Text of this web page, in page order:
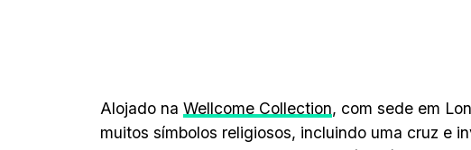
Alojado na Wellcome Collection, com sede em
muitos símbolos religiosos, incluindo uma cruz e